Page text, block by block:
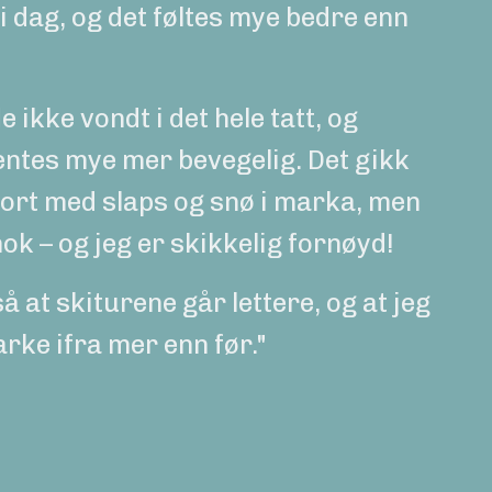
dag, og det føltes mye bedre enn
ikke vondt i det hele tatt, og
mye mer bevegelig. Det gikk
med slaps og snø i marka, men
– og jeg er skikkelig fornøyd!
at skiturene går lettere, og at jeg
ifra mer enn før."